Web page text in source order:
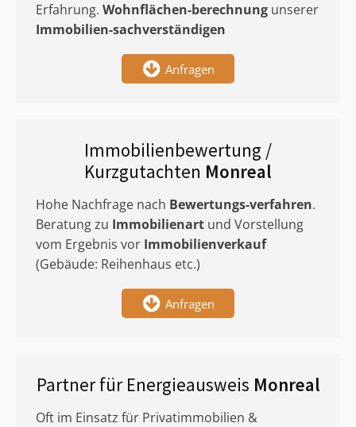
Erfahrung. Wohnflächen-berechnung unserer
Immobilien-sachverständigen
Anfragen
Immobilienbewertung /
Kurzgutachten Monreal
Hohe Nachfrage nach Bewertungs-verfahren.
Beratung zu Immobilienart und Vorstellung
vom Ergebnis vor Immobilienverkauf
(Gebäude: Reihenhaus etc.)
Anfragen
Partner für Energieausweis Monreal
Oft im Einsatz für Privatimmobilien &